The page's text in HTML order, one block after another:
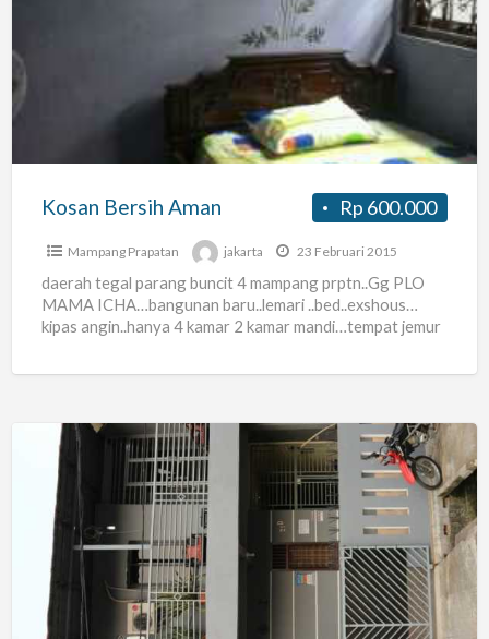
Rp 600.000
Kosan Bersih Aman
Mampang Prapatan jakarta 23 Februari 2015
daerah tegal parang buncit 4 mampang prptn..Gg PLO
MAMA ICHA…bangunan baru..lemari ..bed..exshous…
kipas angin..hanya 4 kamar 2 kamar mandi…tempat jemur
Terima
Mampang
Prapatan